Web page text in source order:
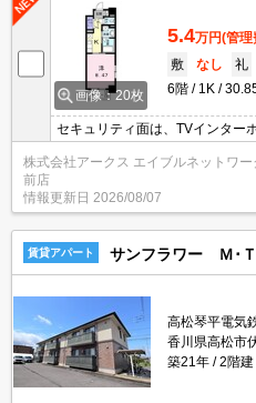
画像：20枚
5.4万円(管理
敷
なし 礼
6階
1K
セキュリティ面は、TVインター
るので安心して生活できます。
など充実した設備を備え付けて
ティに配慮した物件です。駐車
まで徒歩11分でアクセス可能な物
株式会社アークス エイブルネットワー
前店
情報更新日 2026/08/07
賃貸アパート サンフラワー Ｍ･Ｔ
高松琴平電気
香川県高松市
築21年
2階建